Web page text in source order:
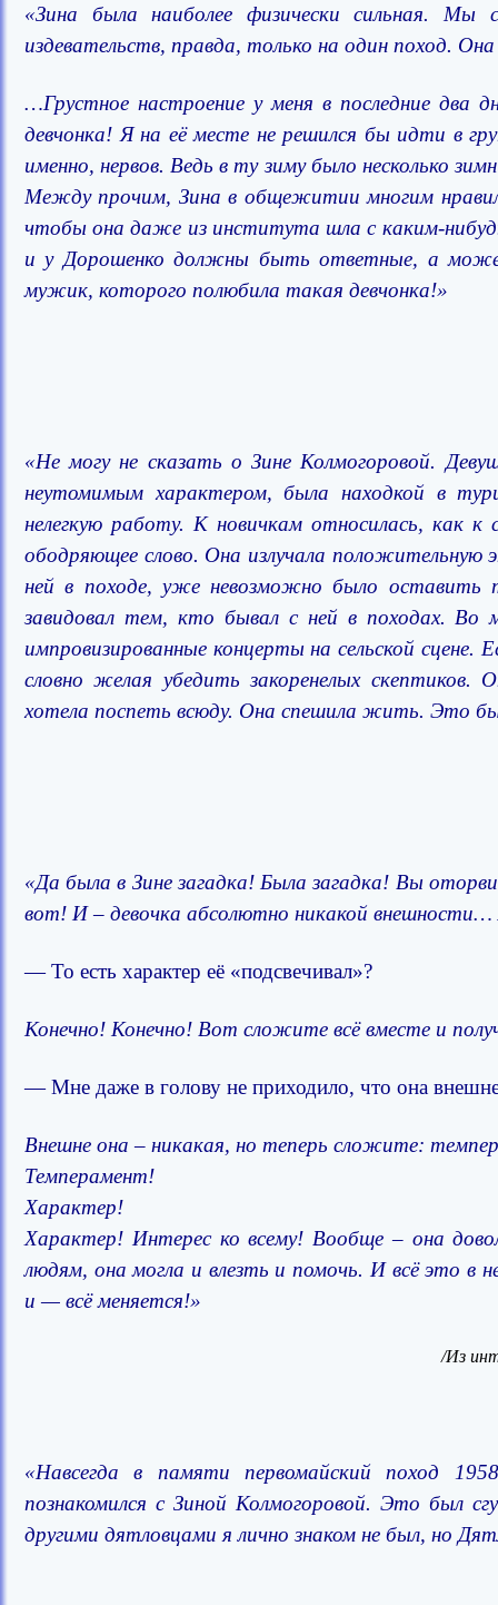
«Зина была наиболее физически сильная.
издевательств, правда, только на один поход.
…Грустное настроение у меня в последние два
девчонка! Я на её месте не решился бы идти в
именно, нервов. Ведь в ту зиму было несколько
Между прочим, Зина в общежитии многим
чтобы она даже из института шла с каким-
и у Дорошенко должны быть ответные, а
мужик, которого полюбила такая девчонка!»
«Не могу не сказать о Зине Колмогоровой.
неутомимым характером, была находкой в
нелегкую работу. К новичкам относилась, как
ободряющее слово. Она излучала
ней в походе, уже невозможно было
завидовал тем, кто бывал с ней в походах. Во
импровизированные концерты на сельской сцене.
словно желая убедить закоренелых
хотела поспеть всюду. Она спешила жить. Это
«Да была в Зине загадка! Была загадка! Вы
вот! И – девочка абсолютно никакой
— То есть характер её «подсвечивал»?
Конечно! Конечно! Вот сложите всё вместе и
— Мне даже в голову не приходило, что она
Внешне она – никакая, но теперь сложите:
Темперамент!
Характер!
Характер! Интерес ко всему! Вообще – она
людям, она могла и влезть и помочь. И всё это в
и — всё меняется!»
/Из
«Навсегда в памяти первомайский поход
познакомился с Зиной Колмогоровой. Это был
другими дятловцами я лично знаком не был, но